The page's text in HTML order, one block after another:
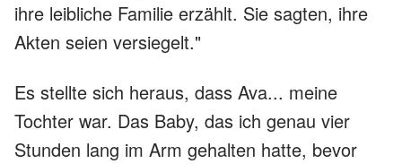
ihre leibliche Familie erzählt. Sie sagten, ihre
Akten seien versiegelt."
Es stellte sich heraus, dass Ava... meine
Tochter war. Das Baby, das ich genau vier
Stunden lang im Arm gehalten hatte, bevor